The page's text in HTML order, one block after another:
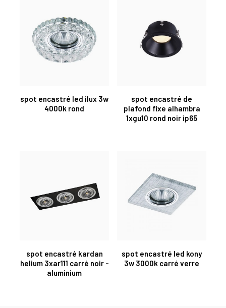
spot encastré led ilux 3w
4000k rond
spot encastré de
plafond fixe alhambra
1xgu10 rond noir ip65
spot encastré kardan
helium 3xar111 carré noir -
aluminium
spot encastré led kony
3w 3000k carré verre